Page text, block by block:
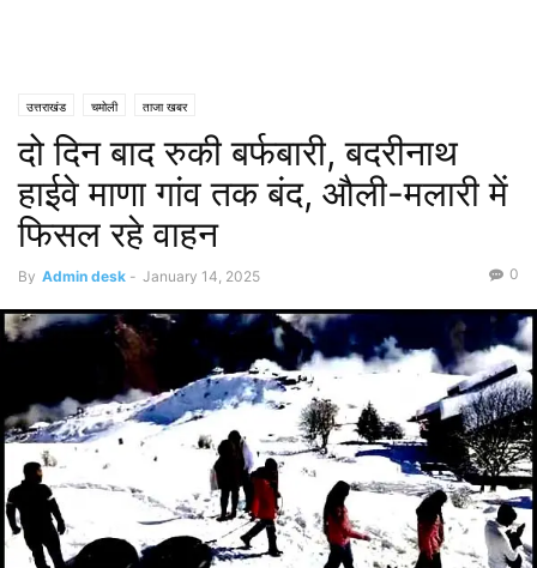
उत्तराखंड चमोली ताजा खबर
दो दिन बाद रुकी बर्फबारी, बदरीनाथ
हाईवे माणा गांव तक बंद, औली-मलारी में
फिसल रहे वाहन
By Admin desk - January 14, 2025 0